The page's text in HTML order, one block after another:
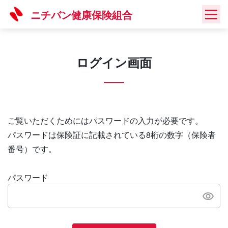
Skip
ニチバン健康保険組合
ログイン画面
ご覧いただくためにはパスワードの入力が必要です。
パスワードは保険証に記載されている8桁の数字（保険者
番号）です。
パスワード